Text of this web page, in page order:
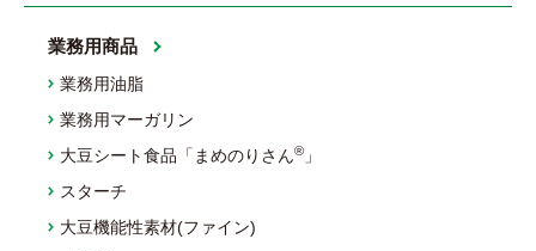
業務用商品
業務用油脂
業務用マーガリン
大豆シート食品「まめのりさん® 」
スターチ
大豆機能性素材(ファイン)